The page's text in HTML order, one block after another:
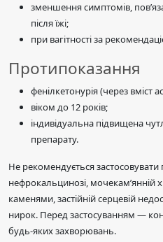
зменшення симптомів,
після їжі;
при вагітності за
Протипоказання
фенілкетонурія (через вміст
віком до 12 років;
індивідуальна підвищена
препарату.
Не рекомендується застосовувати
нефрокальцинозі, мочекам’янній
каменями, застійній серцевій
нирок. Перед застосуванням —
будь-яких захворювань.